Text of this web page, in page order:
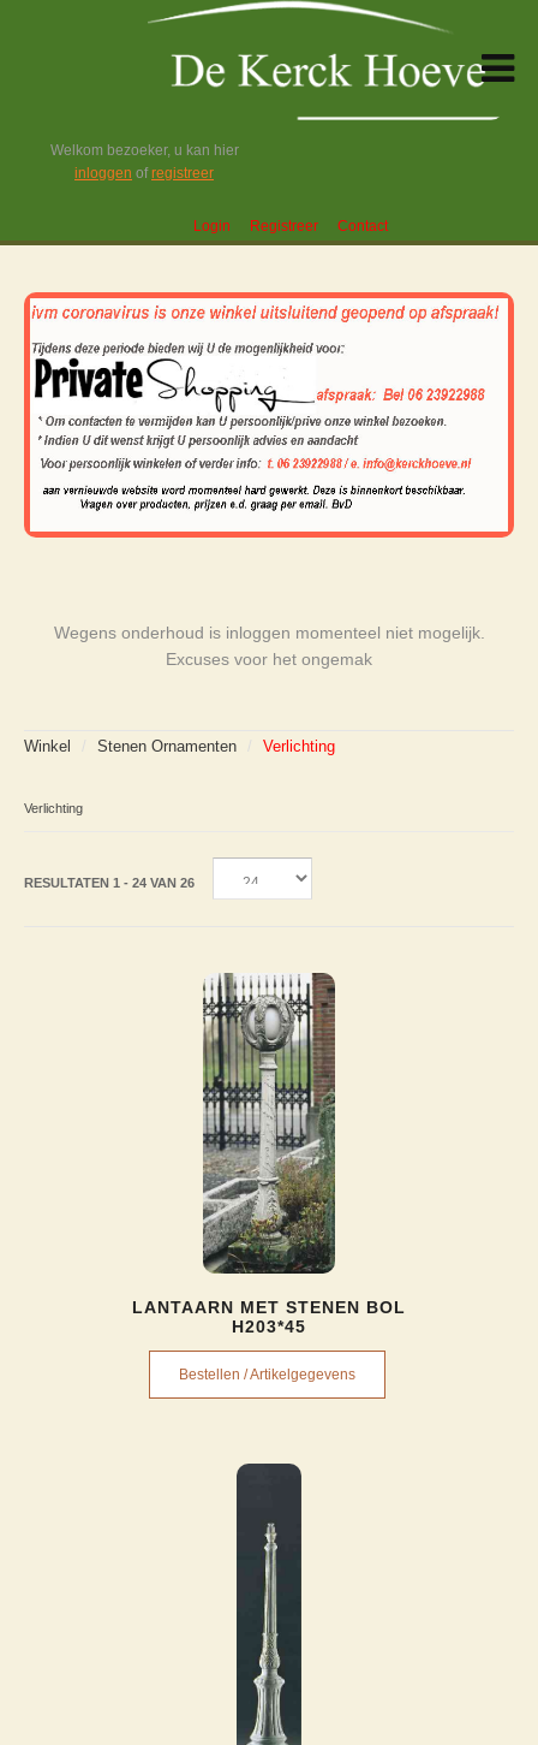
Welkom bezoeker, u kan hier
inloggen ofregistreer
Login Registreer Contact
Wegens onderhoud is inloggen momenteel niet mogelijk.
Excuses voor het ongemak
Winkel Stenen Ornamenten Verlichting
Verlichting
RESULTATEN 1 - 24 VAN 26
LANTAARN MET STENEN BOL
H203*45
Bestellen / Artikelgegevens